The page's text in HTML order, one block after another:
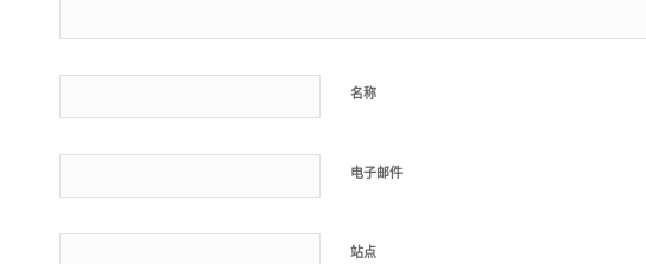
名称
电子邮件
站点